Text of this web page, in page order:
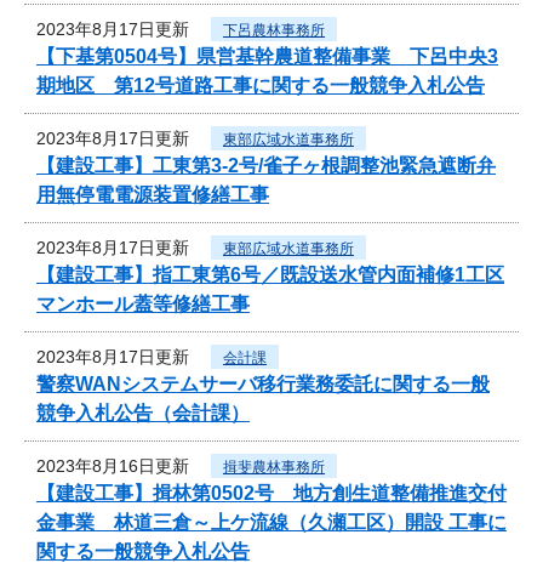
2023年8月17日更新 下呂農林事務所
【下基第0504号】県営基幹農道整備事業 下呂中央3
期地区 第12号道路工事に関する一般競争入札公告
2023年8月17日更新 東部広域水道事務所
【建設工事】工東第3-2号/雀子ヶ根調整池緊急遮断弁
用無停電電源装置修繕工事
2023年8月17日更新 東部広域水道事務所
【建設工事】指工東第6号／既設送水管内面補修1工区
マンホール蓋等修繕工事
2023年8月17日更新 会計課
警察WANシステムサーバ移行業務委託に関する一般
競争入札公告（会計課）
2023年8月16日更新 揖斐農林事務所
【建設工事】揖林第0502号 地方創生道整備推進交付
金事業 林道三倉～上ケ流線（久瀬工区）開設 工事に
関する一般競争入札公告